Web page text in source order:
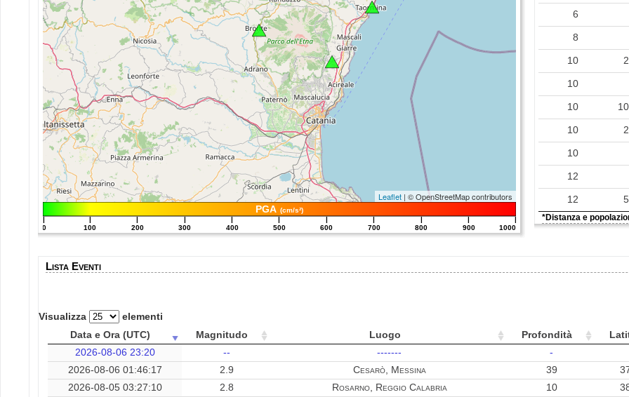
Leaflet | © OpenStreetMap contributors
PGA (cm/s²)
|
0
|
100
|
200
|
300
|
400
|
500
|
600
|
700
|
800
|
900
|
1000
0.11
0.03
6
8
10
10
10
10
10
12
12
*Distanza e
Lista Eventi
Visualizza
elementi
Data e Ora (UTC)
Magnitudo Luogo Profondità
2026-08-06 23:20
-- ------- -
2026-08-06 01:46:17
2.9 Cesarò, Messina 39
2026-08-05 03:27:10
2.8 Rosarno, Reggio Calabria 10